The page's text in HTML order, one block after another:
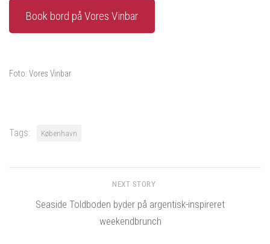
Book bord på Vores Vinbar
Foto: Vores Vinbar
Tags: København
NEXT STORY
Seaside Toldboden byder på argentisk-inspireret
weekendbrunch